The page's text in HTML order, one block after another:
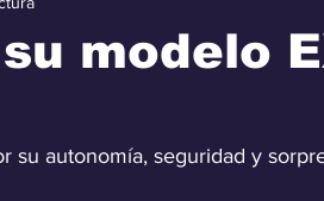
modelo
su autonomía, seguridad y